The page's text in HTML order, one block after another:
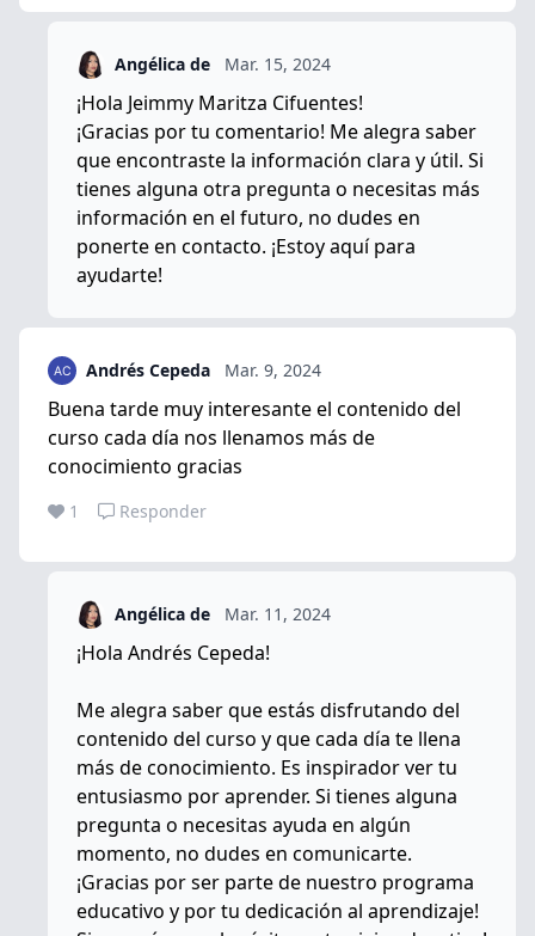
Angélica de Mar. 15, 2024
¡Hola Jeimmy Maritza Cifuentes!
¡Gracias por tu comentario! Me alegra saber
que encontraste la información clara y útil. Si
tienes alguna otra pregunta o necesitas más
información en el futuro, no dudes en
ponerte en contacto. ¡Estoy aquí para
ayudarte!
Andrés Cepeda Mar. 9, 2024
Buena tarde muy interesante el contenido del
curso cada día nos llenamos más de
conocimiento gracias
1 Responder
Angélica de Mar. 11, 2024
¡Hola Andrés Cepeda!
Me alegra saber que estás disfrutando del
contenido del curso y que cada día te llena
más de conocimiento. Es inspirador ver tu
entusiasmo por aprender. Si tienes alguna
pregunta o necesitas ayuda en algún
momento, no dudes en comunicarte.
¡Gracias por ser parte de nuestro programa
educativo y por tu dedicación al aprendizaje!